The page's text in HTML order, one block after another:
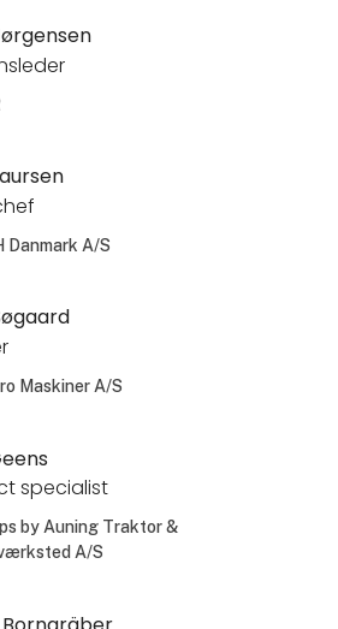
Danmark A/S
Maskiner A/S
specialist
by Auning Traktor &
A/S